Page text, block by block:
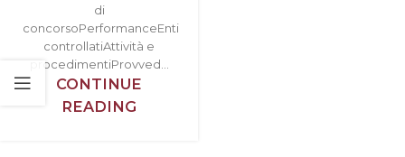
di
concorsoPerformanceEnti
controllatiAttività e
procedimentiProvved...
CONTINUE
READING